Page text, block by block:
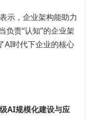
表示，企业架构能助力
负责“认知”的企业架
AI时代下企业的核心
AI规模化建设与应